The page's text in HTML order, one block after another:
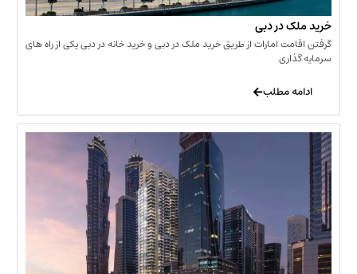
در دبی
امارات از طریق خرید ملک در دبی و خرید خانه در دبی یکی از راه های